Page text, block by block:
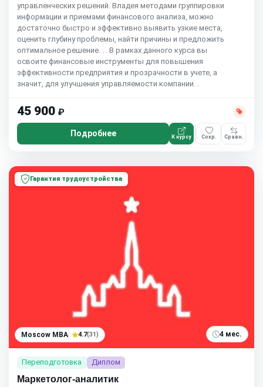
управленческих решений. Владея методами группировки
информации и приемами финансового анализа, можно
достаточно быстро и эффективно выявить узкие места,
оценить глубину проблемы, найти причины и предложить
оптимальное решение. . . В рамках данного курса вы
освоите финансовые инструменты для повышения
эффективности предприятия и прозрачности в учете, а
значит, для улучшения управляемости компании. .
45 900 ₽
Подробнее К курсу Сохр. Сравн.
Гарантия трудоустройства
Moscow MBA 4.7(31) 4 мес.
Переподготовка Диплом
Маркетолог-аналитик